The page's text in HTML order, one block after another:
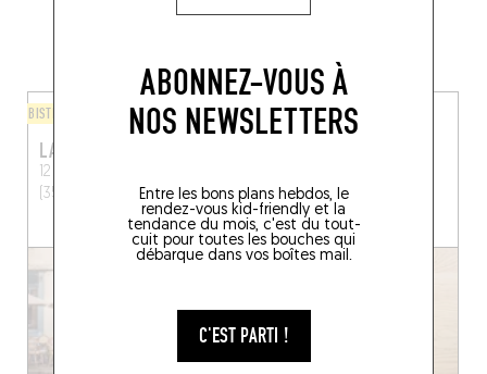
ABONNEZ-VOUS À
NOS NEWSLETTERS
Entre les bons plans hebdos, le
rendez-vous kid-friendly et la
tendance du mois, c'est du tout-
cuit pour toutes les bouches qui
débarque dans vos boîtes mail.
C'EST PARTI !
PLUS DE TABLES DE GENRE À
BISTROT
LA MIRLITANTOUILLE
12 Rue Nantaise
(35000)
TAPAS / PINTXOS
(35000)
RÉSERVER UNE TABLE